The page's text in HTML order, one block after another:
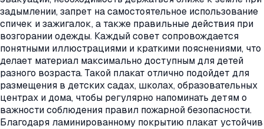
задымлении, запрет на самостоятельное использование
спичек и зажигалок, а также правильные действия при
возгорании одежды. Каждый совет сопровождается
понятными иллюстрациями и краткими пояснениями, что
делает материал максимально доступным для детей
разного возраста. Такой плакат отлично подойдет для
размещения в детских садах, школах, образовательных
центрах и дома, чтобы регулярно напоминать детям о
важности соблюдения правил пожарной безопасности.
Благодаря ламинированному покрытию плакат устойчив